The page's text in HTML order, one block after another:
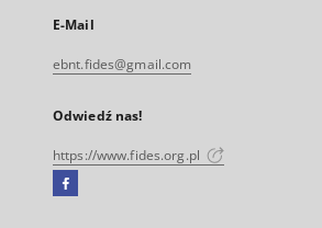
E-Mail
ebnt.fides@gmail.com
Odwiedź nas!
https://www.fides.org.pl
Facebook